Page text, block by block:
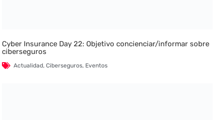
Cyber Insurance Day 22: Objetivo concienciar/informar sobre
ciberseguros
Actualidad,Ciberseguros, Eventos